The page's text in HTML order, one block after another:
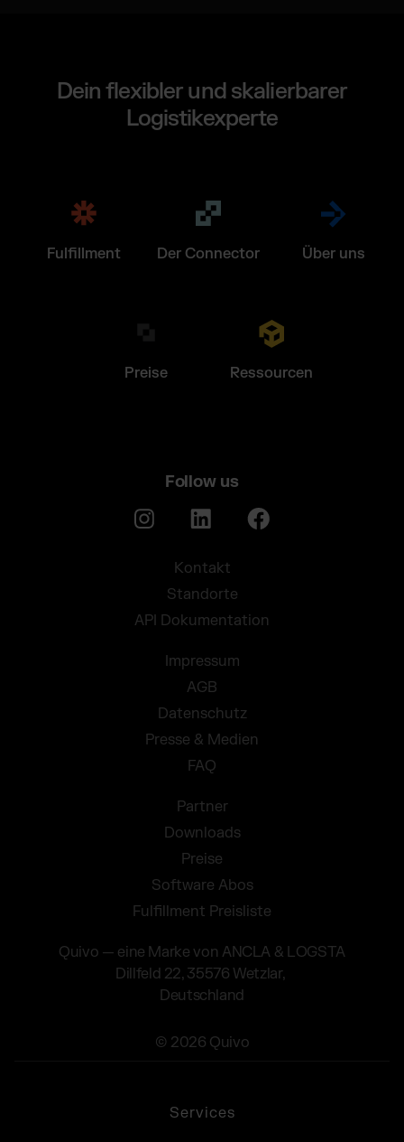
Dein flexibler und skalierbarer
Logistikexperte
Fulfillment Der Connector Über uns
Preise Ressourcen
Follow us
Kontakt
Standorte
API Dokumentation
Impressum
AGB
Datenschutz
Presse & Medien
FAQ
Partner
Downloads
Preise
Software Abos
Fulfillment Preisliste
Quivo — eine Marke von ANCLA & LOGSTA
Dillfeld 22, 35576 Wetzlar,
Deutschland
© 2026 Quivo
Services